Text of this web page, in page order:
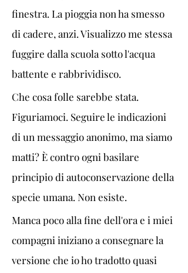
finestra. La pioggia non ha smesso
di cadere, anzi. Visualizzo me stessa
fuggire dalla scuola sotto l'acqua
battente e rabbrividisco.
Che cosa folle sarebbe stata.
Figuriamoci. Seguire le indicazioni
di un messaggio anonimo, ma siamo
matti? È contro ogni basilare
principio di autoconservazione della
specie umana. Non esiste.
Manca poco alla fine dell'ora e i miei
compagni iniziano a consegnare la
versione che io ho tradotto quasi